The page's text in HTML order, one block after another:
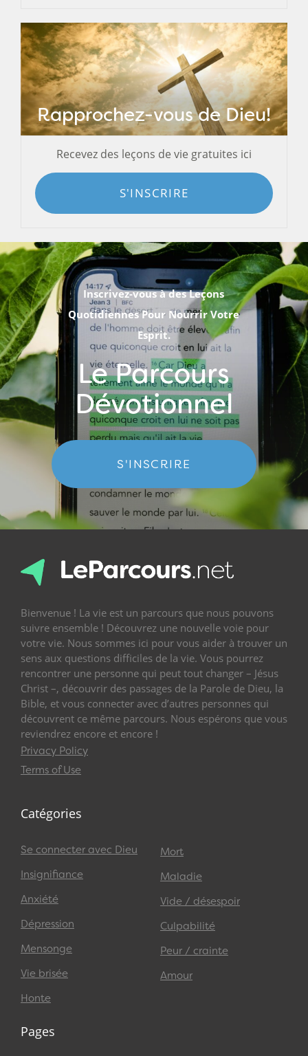
Rapprochez-vous de Dieu!
Recevez des leçons de vie gratuites ici
S'INSCRIRE
Inscrivez-vous à des Leçons
Quotidiennes Pour Nourrir Votre
Esprit.
Le Parcours
Dévotionnel
S'INSCRIRE
Bienvenue ! La vie est un parcours que nous pouvons
suivre ensemble ! Découvrez une nouvelle voie pour
votre vie. Nous sommes ici pour vous aider à trouver un
sens aux questions difficiles de la vie. Vous pourrez
rencontrer une personne qui peut tout changer – Jésus
Christ –, découvrir des passages de la Parole de Dieu, la
Bible, et vous connecter avec d’autres personnes qui
découvrent ce même parcours. Nous espérons que vous
reviendrez encore et encore !
Privacy Policy
Terms of Use
Catégories
Se connecter avec Dieu
Insignifiance
Anxiété
Dépression
Mensonge
Vie brisée
Honte
Mort
Maladie
Vide / désespoir
Culpabilité
Peur / crainte
Amour
Pages